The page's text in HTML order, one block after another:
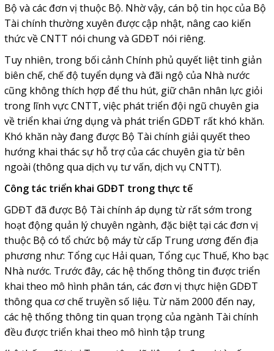
Bộ và các đơn vị thuộc Bộ. Nhờ vậy, cán bộ tin học của Bộ
Tài chính thường xuyên được cập nhật, nâng cao kiến
thức về CNTT nói chung và GDĐT nói riêng.
Tuy nhiên, trong bối cảnh Chính phủ quyết liệt tinh giản
biên chế, chế độ tuyển dụng và đãi ngộ của Nhà nước
cũng không thích hợp để thu hút, giữ chân nhân lực giỏi
trong lĩnh vực CNTT, việc phát triển đội ngũ chuyên gia
về triển khai ứng dụng và phát triển GDĐT rất khó khăn.
Khó khăn này đang được Bộ Tài chính giải quyết theo
hướng khai thác sự hỗ trợ của các chuyên gia từ bên
ngoài (thông qua dịch vụ tư vấn, dịch vụ CNTT).
Công tác triển khai GDĐT trong thực tế
GDĐT đã được Bộ Tài chính áp dụng từ rất sớm trong
hoạt động quản lý chuyên ngành, đặc biệt tại các đơn vị
thuộc Bộ có tổ chức bộ máy từ cấp Trung ương đến địa
phương như: Tổng cục Hải quan, Tổng cục Thuế, Kho bạc
Nhà nước. Trước đây, các hệ thống thông tin được triển
khai theo mô hình phân tán, các đơn vị thực hiện GDĐT
thông qua cơ chế truyền số liệu. Từ năm 2000 đến nay,
các hệ thống thông tin quan trọng của ngành Tài chính
đều được triển khai theo mô hình tập trung